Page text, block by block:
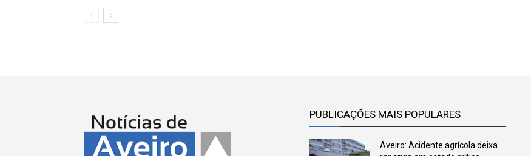
PUBLICAÇÕES MAIS POPULARES
Aveiro: Acidente agrícola deixa